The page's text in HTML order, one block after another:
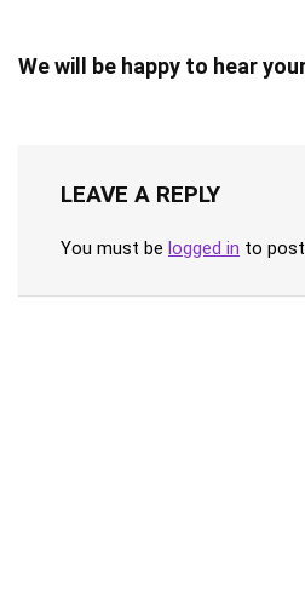
We will be happy to hear
LEAVE A REPLY
You must be logged in to